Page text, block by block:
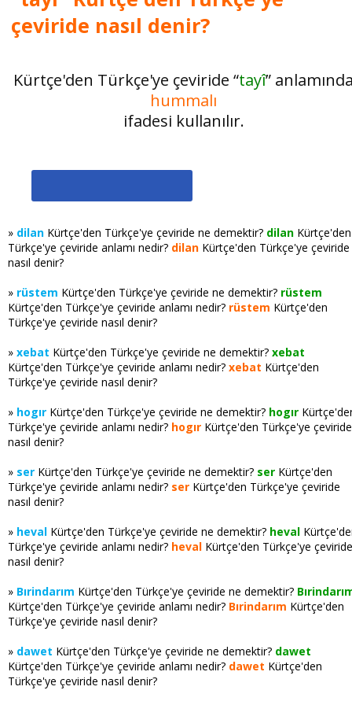
çeviride nasıl denir?
Kürtçe'den Türkçe'ye çeviride “tayî”
hummalı
ifadesi kullanılır.
» dilan Kürtçe'den Türkçe'ye çeviride ne demektir? dilan Kürtçe'den
Türkçe'ye çeviride anlamı nedir? dilan Kürtçe'den Türkçe'ye çeviride
nasıl denir?
» rüstem Kürtçe'den Türkçe'ye çeviride ne demektir? rüstem
Kürtçe'den Türkçe'ye çeviride anlamı nedir? rüstem Kürtçe'den
Türkçe'ye çeviride nasıl denir?
» xebat Kürtçe'den Türkçe'ye çeviride ne demektir? xebat
Kürtçe'den Türkçe'ye çeviride anlamı nedir? xebat Kürtçe'den
Türkçe'ye çeviride nasıl denir?
» hogır Kürtçe'den Türkçe'ye çeviride ne demektir? hogır
Türkçe'ye çeviride anlamı nedir? hogır Kürtçe'den Türkçe'ye çeviride
nasıl denir?
» ser Kürtçe'den Türkçe'ye çeviride ne demektir? ser Kürtçe'den
Türkçe'ye çeviride anlamı nedir? ser Kürtçe'den Türkçe'ye çeviride
nasıl denir?
» heval Kürtçe'den Türkçe'ye çeviride ne demektir? heval
Türkçe'ye çeviride anlamı nedir? heval Kürtçe'den Türkçe'ye çeviride
nasıl denir?
» Bırindarım Kürtçe'den Türkçe'ye çeviride ne demektir?
Kürtçe'den Türkçe'ye çeviride anlamı nedir? Bırindarım Kürtçe'den
Türkçe'ye çeviride nasıl denir?
» dawet Kürtçe'den Türkçe'ye çeviride ne demektir? dawet
Kürtçe'den Türkçe'ye çeviride anlamı nedir? dawet Kürtçe'den
Türkçe'ye çeviride nasıl denir?